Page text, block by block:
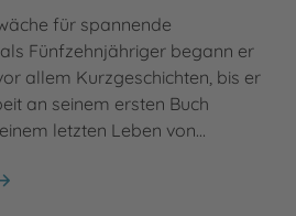
für spannende
Fünfzehnjähriger begann er
allem Kurzgeschichten, bis er
an seinem ersten Buch
letzten Leben von…